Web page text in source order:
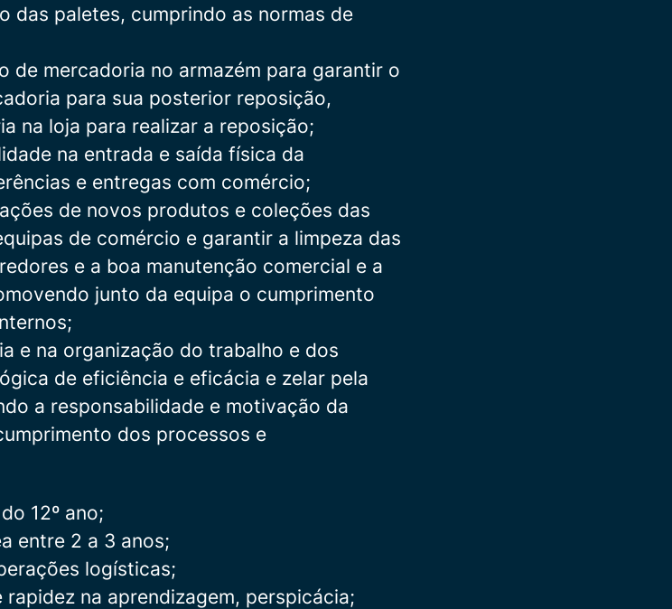
das paletes, cumprindo as normas de
de mercadoria no armazém para garantir o
para sua posterior reposição,
na loja para realizar a reposição;
na entrada e saída física da
e entregas com comércio;
de novos produtos e coleções das
de comércio e garantir a limpeza das
e a boa manutenção comercial e a
junto da equipa o cumprimento
e na organização do trabalho e dos
de eficiência e eficácia e zelar pela
a responsabilidade e motivação da
dos processos e
12º ano;
entre 2 a 3 anos;
logísticas;
na aprendizagem, perspicácia;